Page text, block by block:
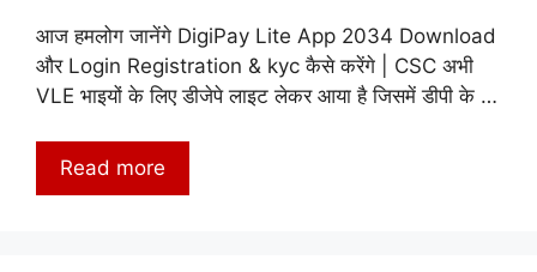
आज हमलोग जानेंगे DigiPay Lite App 2034 Download
और Login Registration & kyc कैसे करेंगे | CSC अभी
VLE भाइयों के लिए डीजेपे लाइट लेकर आया है जिसमें डीपी के …
Read more